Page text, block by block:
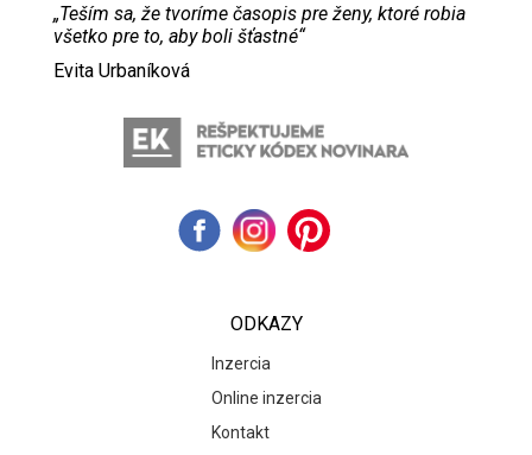
„Teším sa, že tvoríme časopis pre ženy, ktoré robia
všetko pre to, aby boli šťastné“
Evita Urbaníková
ODKAZY
Inzercia
Online inzercia
Kontakt